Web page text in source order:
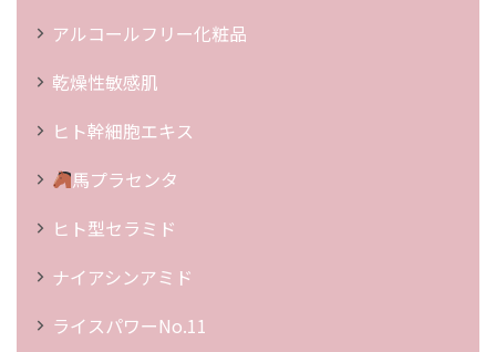
アルコールフリー化粧品
乾燥性敏感肌
ヒト幹細胞エキス
馬プラセンタ
ヒト型セラミド
ナイアシンアミド
ライスパワーNo.11